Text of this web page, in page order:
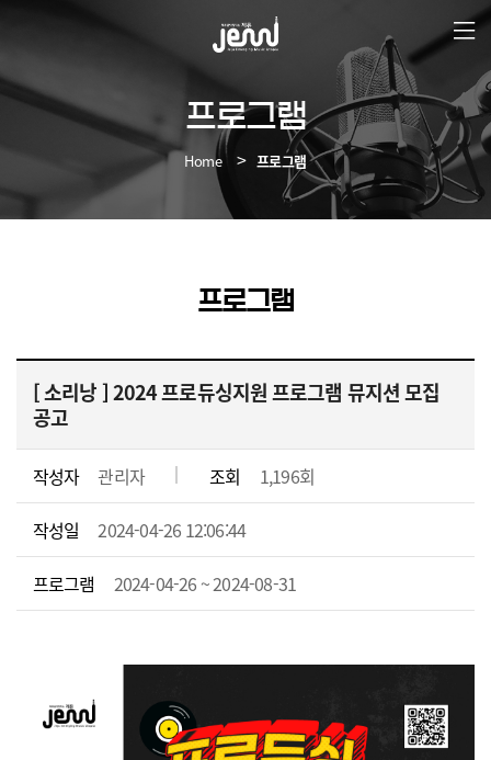
프로그램
Home 프로그램
프로그램
[소리낭] 2024 프로듀싱지원 프로그램 뮤지션 모집
공고
작성자 관리자 조회 1,196회
작성일 2024-04-26 12:06:44
프로그램 2024-04-26 ~ 2024-08-31